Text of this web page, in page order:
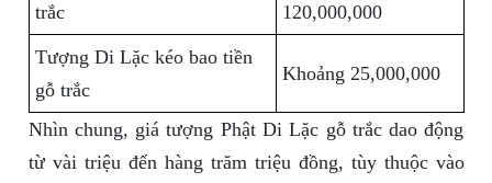
trắc
120,000,000
Tượng Di Lặc kéo bao tiền
gỗ trắc
Khoảng 25,000,000
Nhìn chung, giá tượng Phật Di Lặc gỗ trắc dao động
từ vài triệu đến hàng trăm triệu đồng, tùy thuộc vào